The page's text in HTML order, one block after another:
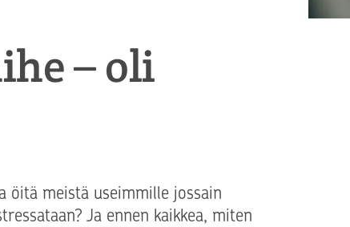
– oli
öitä meistä useimmille jossain
Ja ennen kaikkea, miten